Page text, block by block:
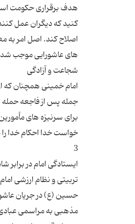
هدف برقراری حکومت
کنید که دیگران عمل
امام خمینی همچنان که
جمله پس از فاجعه
برای سرنیزه های
خواست خدا احکام خدا
ایستادگی امام در
تربیتی و نظام ارزشی
حسین (ع) در جریان
مذهبی به مراسمی